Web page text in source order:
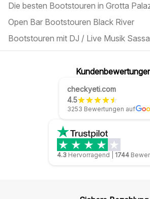
Die besten Bootstouren in Grotta
Open Bar Bootstouren Black River
Bootstouren mit DJ / Live Musik
checkyeti.com
4.5
3253 Bewertungen auf
4.3 Hervorragend 1744